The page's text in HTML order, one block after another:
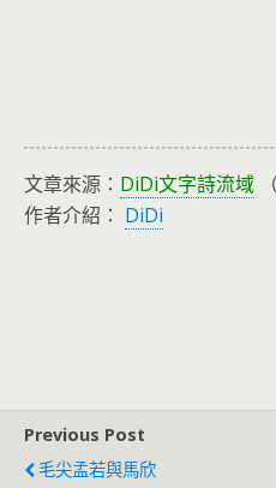
文章來源： DiDi文字詩流域
作者介紹： DiDi
Previous Post
毛尖孟若與馬欣